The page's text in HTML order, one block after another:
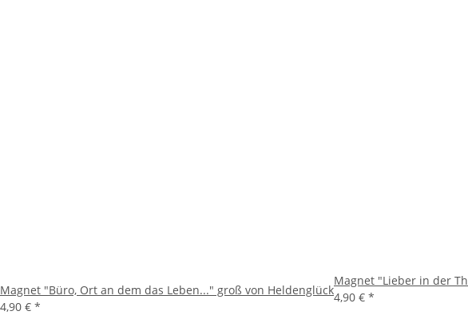
Magnet "Büro, Ort an dem das Leben..." groß von Heldenglück
4,90 € *
Magnet "Lieber in der
4,90 € *